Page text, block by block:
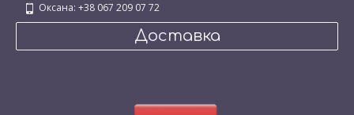
Оксана: +38 067 209 07 72
Доставка